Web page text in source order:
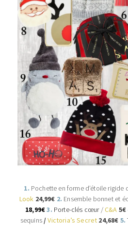
1. Pochette en forme d’étoile
Look 24,99€ 2. Ensemble bonnet et
18,99€3. Porte-clés cœur /C&A 5€
sequins /Victoria’s Secret 24,68€ 5.